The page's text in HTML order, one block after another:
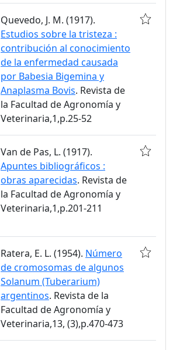
Quevedo, J. M. (1917).
Estudios sobre la tristeza :
contribución al conocimiento
de la enfermedad causada
por Babesia Bigemina y
Anaplasma Bovis. Revista de
la Facultad de Agronomía y
Veterinaria,1,p.25-52
Van de Pas, L. (1917).
Apuntes bibliográficos :
obras aparecidas. Revista de
la Facultad de Agronomía y
Veterinaria,1,p.201-211
Ratera, E. L. (1954). Número
de cromosomas de algunos
Solanum (Tuberarium)
argentinos. Revista de la
Facultad de Agronomía y
Veterinaria,13, (3),p.470-473